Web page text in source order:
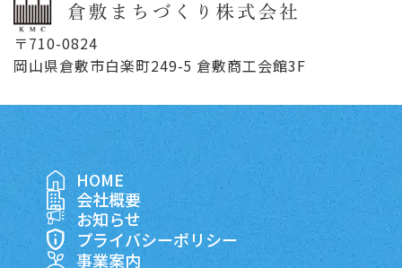
〒710-0824
岡山県倉敷市白楽町249-5 倉敷商工会館3F
HOME
会社概要
お知らせ
プライバシーポリシー
事業案内